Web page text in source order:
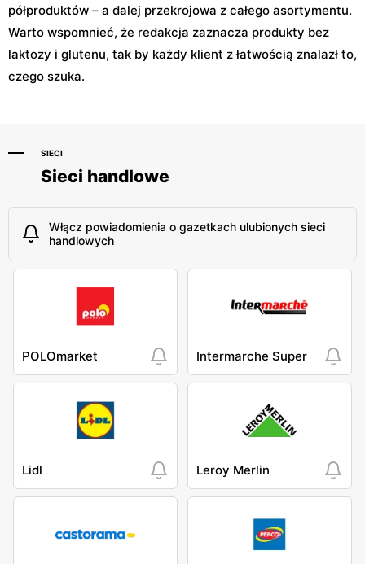
półproduktów – a dalej przekrojowa z całego asortymentu.
Warto wspomnieć, że redakcja zaznacza produkty bez
laktozy i glutenu, tak by każdy klient z łatwością znalazł to,
czego szuka.
SIECI
Sieci handlowe
Włącz powiadomienia o gazetkach ulubionych sieci
handlowych
POLOmarket Intermarche Super
Lidl Leroy Merlin